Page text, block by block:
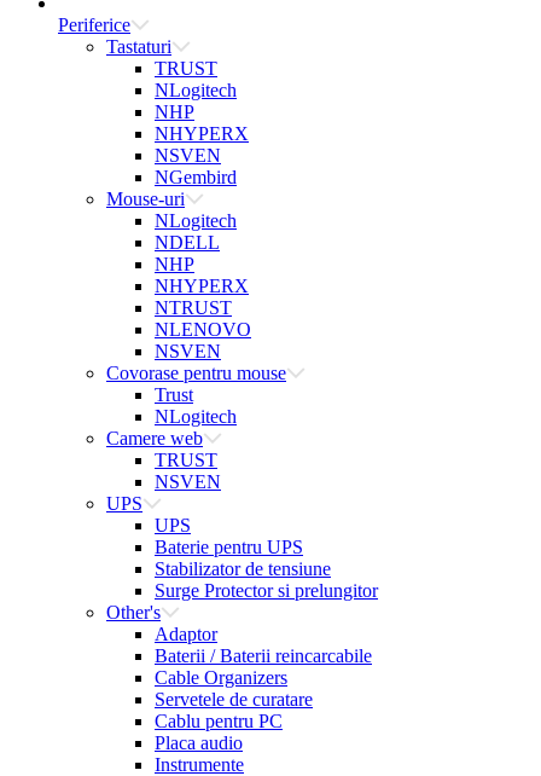
Periferice
Tastaturi
TRUST
NLogitech
NHP
NHYPERX
NSVEN
NGembird
Mouse-uri
NLogitech
NDELL
NHP
NHYPERX
NTRUST
NLENOVO
NSVEN
Covorase pentru mouse
Trust
NLogitech
Camere web
TRUST
NSVEN
UPS
UPS
Baterie pentru UPS
Stabilizator de tensiune
Surge Protector si prelungitor
Other's
Adaptor
Baterii / Baterii reincarcabile
Cable Organizers
Servetele de curatare
Cablu pentru PC
Placa audio
Instrumente